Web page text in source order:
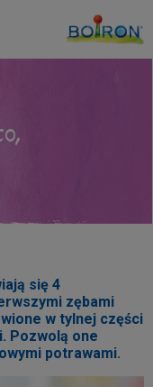
się 4
zębami
w tylnej części
Pozwolą one
potrawami.